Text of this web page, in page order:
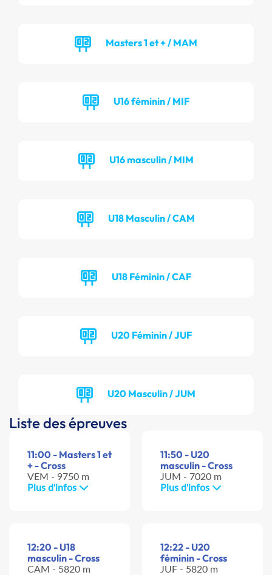
Masters 1 et + / MAM
U16 féminin / MIF
U16 masculin / MIM
U18 Masculin / CAM
U18 Féminin / CAF
U20 Féminin / JUF
U20 Masculin / JUM
Liste des épreuves
11:00 - Masters 1 et
+ - Cross
VEM - 9750 m
Plus d'infos
11:50 - U20
masculin - Cross
JUM - 7020 m
Plus d'infos
12:20 - U18
masculin - Cross
CAM - 5820 m
12:22 - U20
féminin - Cross
JUF - 5820 m